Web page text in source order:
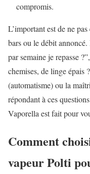
compromis.
L’important est de ne
bars ou le débit
par semaine je repasse
chemises, de linge épais
(automatisme) ou la
répondant à ces
Vaporella est fait pour
Comment
vapeur Polti